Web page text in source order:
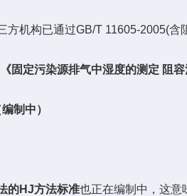
机构已通过GB/T 11605-2005(含
固定污染源排气中湿度的测定 阻
制中）
的HJ方法标准也正在编制中，这意